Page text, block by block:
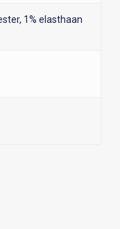
1% elasthaan